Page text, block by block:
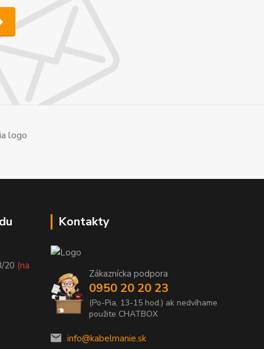
20 (na
Kontakty
Zákaznícka podpora
0950 20 20 23
(Po-Pia, 13-15 hod.) ak nedvíhame
použite CHATBOX
info@kabelmanie.sk